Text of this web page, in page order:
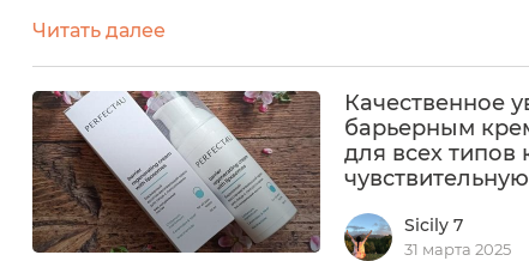
картонную коробку:Флакон выдержан...
Читать далее
Качественное
барьерным
для всех
Sicily 7
31 марта 2025